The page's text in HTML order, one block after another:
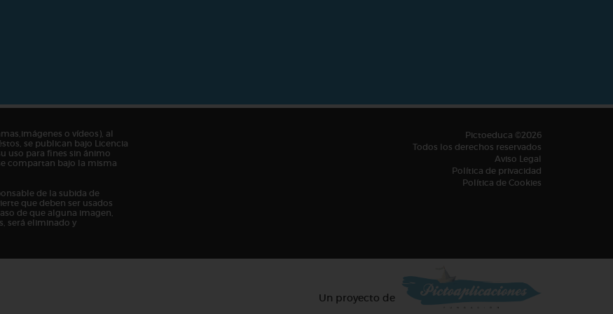
o vídeos), al
se publican bajo Licencia
uso para fines sin ánimo
compartan bajo la misma
de la subida de
que deben ser usados
de que alguna imagen,
será eliminado y
Pictoeduca ©2026
Todos los derechos reservados
Aviso Legal
Política de privacidad
Política de Cookies
Un proyecto de